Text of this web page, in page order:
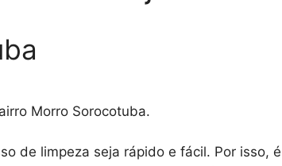
Morro Sorocotuba.
de limpeza seja rápido e fácil. Por isso,